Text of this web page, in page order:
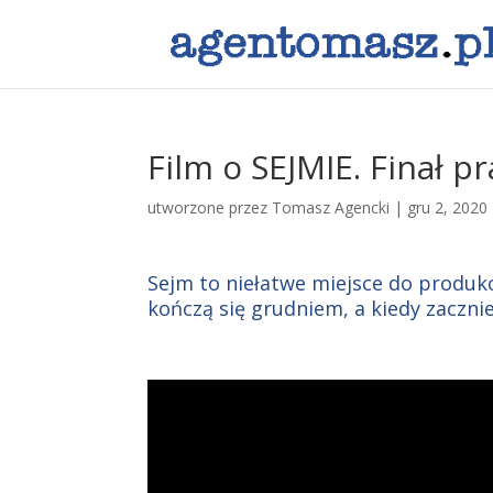
Film o SEJMIE. Finał
utworzone przez Tomasz Agencki | gru 2, 2020
Sejm to niełatwe miejsce do
kończą się grudniem, a kiedy